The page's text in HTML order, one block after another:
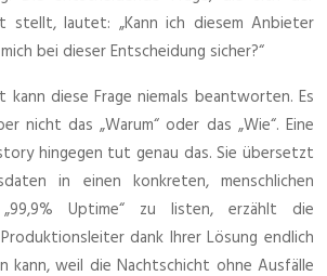
stellt, lautet: „Kann ich diesem Anbieter
bei dieser Entscheidung sicher?“
kann diese Frage niemals beantworten. Es
nicht das „Warum“ oder das „Wie“. Eine
hingegen tut genau das. Sie übersetzt
in einen konkreten, menschlichen
Uptime“ zu listen, erzählt die
dank Ihrer Lösung endlich
kann, weil die Nachtschicht ohne Ausfälle